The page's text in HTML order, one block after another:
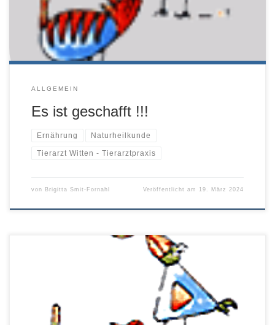
02302/9820190 Fax: 02302/9820192 Mail: […]
ALLGEMEIN
Es ist geschafft !!!
Ernährung Naturheilkunde
Tierarzt Witten - Tierarztpraxis
von Brigitta Smit-Fornahl Veröffentlicht am 19. März 2024
Liebe Patientenbesitzer, liebe Freunde! Nun ist es so weit.
Wie angekündigt brechen wir unsere Zelte in Schalksmühle
ab und bauen sie in Witten mit großer Freude und neuen
Ideen wieder auf. Vielen Dank für die vielen lieben Briefe,